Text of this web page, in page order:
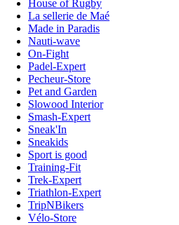
House of Rugby
La sellerie de Maé
Made in Paradis
Nauti-wave
On-Fight
Padel-Expert
Pecheur-Store
Pet and Garden
Slowood Interior
Smash-Expert
Sneak'In
Sneakids
Sport is good
Training-Fit
Trek-Expert
Triathlon-Expert
TripNBikers
Vélo-Store